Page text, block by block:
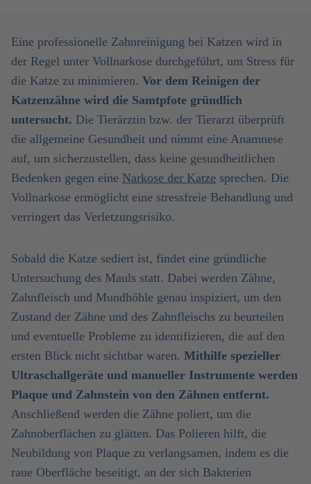
Eine professionelle Zahnreinigung bei Katzen wird in
der Regel unter Vollnarkose durchgeführt, um Stress für
die Katze zu minimieren. Vor dem Reinigen der
Katzenzähne wird die Samtpfote gründlich
untersucht. Die Tierärztin bzw. der Tierarzt überprüft
die allgemeine Gesundheit und nimmt eine Anamnese
auf, um sicherzustellen, dass keine gesundheitlichen
Bedenken gegen eine Narkose der Katze sprechen. Die
Vollnarkose ermöglicht eine stressfreie Behandlung und
verringert das Verletzungsrisiko.
Sobald die Katze sediert ist, findet eine gründliche
Untersuchung des Mauls statt. Dabei werden Zähne,
Zahnfleisch und Mundhöhle genau inspiziert, um den
Zustand der Zähne und des Zahnfleischs zu beurteilen
und eventuelle Probleme zu identifizieren, die auf den
ersten Blick nicht sichtbar waren. Mithilfe spezieller
Ultraschallgeräte und manueller Instrumente werden
Plaque und Zahnstein von den Zähnen entfernt.
Anschließend werden die Zähne poliert, um die
Zahnoberflächen zu glätten. Das Polieren hilft, die
Neubildung von Plaque zu verlangsamen, indem es die
raue Oberfläche beseitigt, an der sich Bakterien